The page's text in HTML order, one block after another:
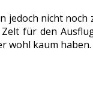
jedoch nicht noch
für den
wohl kaum haben.